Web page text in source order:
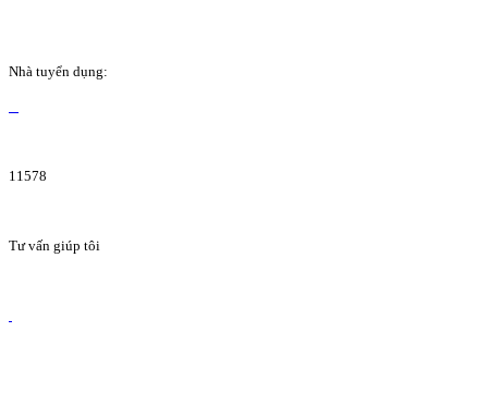
Nhà tuyển dụng:
11578
Tư vấn giúp tôi